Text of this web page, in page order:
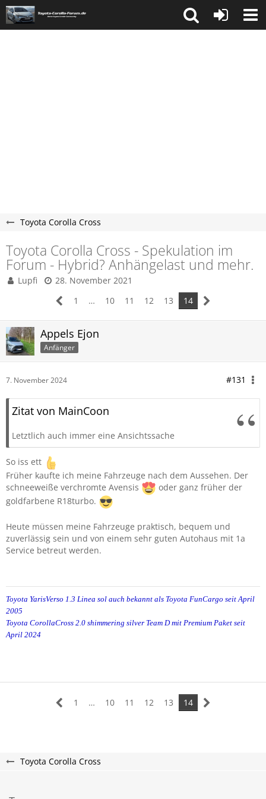
Toyota Corolla Cross
Toyota Corolla Cross - Spekulation im
Forum - Hybrid? Anhängelast und mehr.
Lupfi
28. November 2021
1
… 10 11 12 13 14
Appels Ejon
Anfänger
7. November 2024 #131
Zitat von MainCoon
Letztlich auch immer eine Ansichtssache
So iss ett
Früher kaufte ich meine Fahrzeuge nach dem Aussehen. Der
schneeweiße verchromte Avensis
oder ganz früher der
goldfarbene R18turbo.
Heute müssen meine Fahrzeuge praktisch, bequem und
zuverlässig sein und von einem sehr guten Autohaus mit 1a
Service betreut werden.
Toyota YarisVerso 1.3 Linea sol auch bekannt als Toyota FunCargo seit April
2005
Toyota CorollaCross 2.0 shimmering silver Team D mit Premium Paket seit
April 2024
1 … 10 11 12 13 14
Toyota Corolla Cross